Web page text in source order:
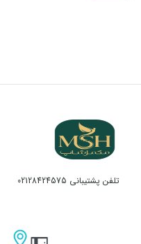
تلفن پشتیبانی 02128424575